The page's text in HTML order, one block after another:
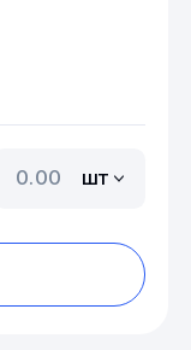
шт